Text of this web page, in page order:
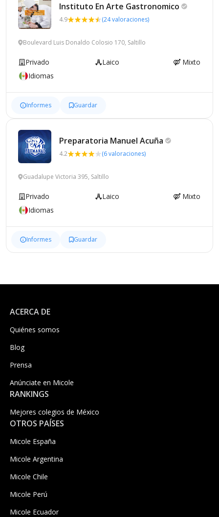
Instituto En Arte Gastronomico
4.9 (24 valoraciones)
Boulevard Luis Donaldo Colosio 170, Saltillo
Privado Laico
Mixto
Idiomas
Informes Guardar
Preparatoria Manuel Acuña
4.2 (6 valoraciones)
Guadalupe Victoria 395, Saltillo
Privado Laico
Mixto
Idiomas
Informes Guardar
ACERCA DE
Quiénes somos
Blog
Prensa
Anúnciate en Micole
RANKINGS
Mejores colegios de México
OTROS PAÍSES
Micole España
Micole Argentina
Micole Chile
Micole Perú
Micole Ecuador